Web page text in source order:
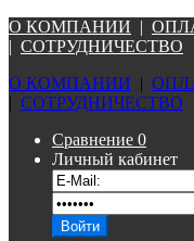
О КОМПАНИИ |
| СОТРУДНИЧЕСТВО
О КОМПАНИИ |
| СОТРУДНИЧЕСТВО
Сравнение 0
Личный кабинет